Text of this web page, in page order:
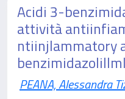
Acidi 3-
attività
ntiinjlammatory
PEANA, Alessandra